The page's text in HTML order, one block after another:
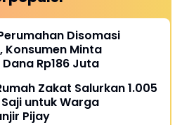
Disomasi
Konsumen Minta
Rp186 Juta
Zakat Salurkan 1.005
untuk Warga
Pijay